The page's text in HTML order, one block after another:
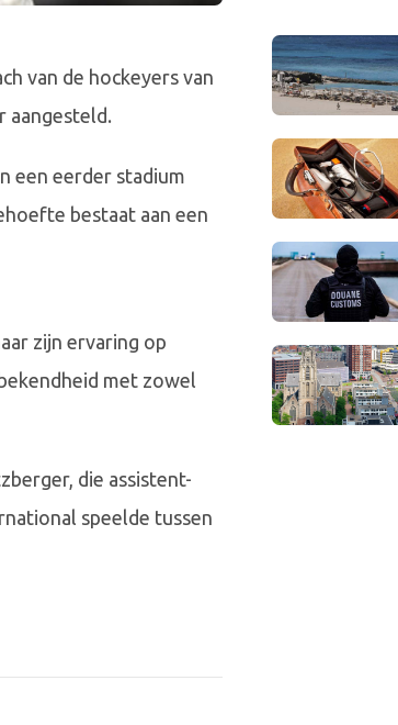
van de hockeyers van
aangesteld.
een eerder stadium
bestaat aan een
zijn ervaring op
met zowel
die assistent-
speelde tussen